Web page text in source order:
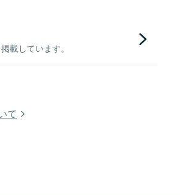
載しています。
て